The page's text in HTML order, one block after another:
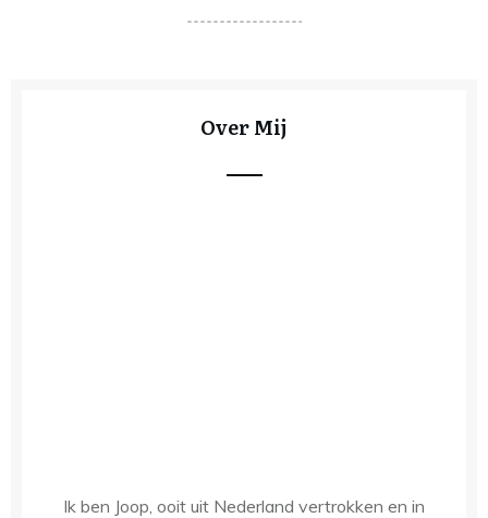
Over Mij
Ik ben Joop, ooit uit Nederland vertrokken en in